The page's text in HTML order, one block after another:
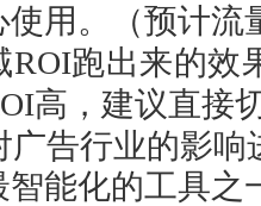
用 。
（预计
ROI跑出来的效
高，建议直接
广告行业的影响
智能化的工具之